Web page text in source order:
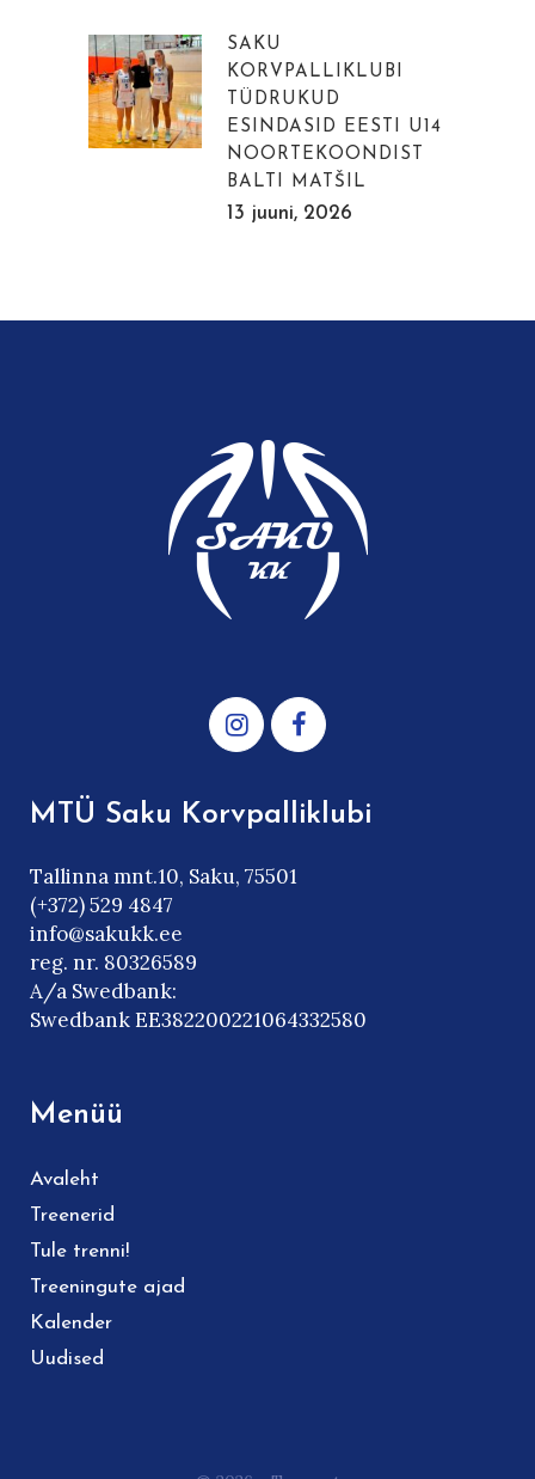
SAKU
KORVPALLIKLUBI
TÜDRUKUD
ESINDASID EESTI U14
NOORTEKOONDIST
BALTI MATŠIL
13 juuni, 2026
MTÜ Saku Korvpalliklubi
Tallinna mnt.10, Saku, 75501
(+372) 529 4847
info@sakukk.ee
reg. nr. 80326589
A/a Swedbank:
Swedbank EE382200221064332580
Menüü
Avaleht
Treenerid
Tule trenni!
Treeningute ajad
Kalender
Uudised